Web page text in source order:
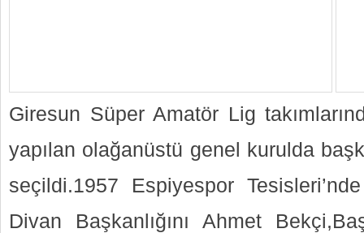
Giresun Süper Amatör Lig
yapılan olağanüstü genel kurulda
seçildi.1957 Espiyespor
Divan Başkanlığını Ahmet